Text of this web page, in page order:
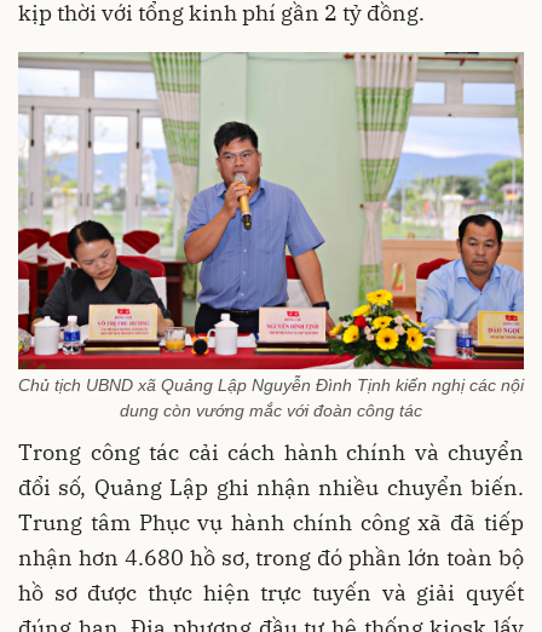
kịp thời với tổng kinh phí gần 2 tỷ đồng.
Chủ tịch UBND xã Quảng Lập Nguyễn Đình Tịnh kiến nghị các nội
dung còn vướng mắc với đoàn công tác
Trong công tác cải cách hành chính và chuyển
đổi số, Quảng Lập ghi nhận nhiều chuyển biến.
Trung tâm Phục vụ hành chính công xã đã tiếp
nhận hơn 4.680 hồ sơ, trong đó phần lớn toàn bộ
hồ sơ được thực hiện trực tuyến và giải quyết